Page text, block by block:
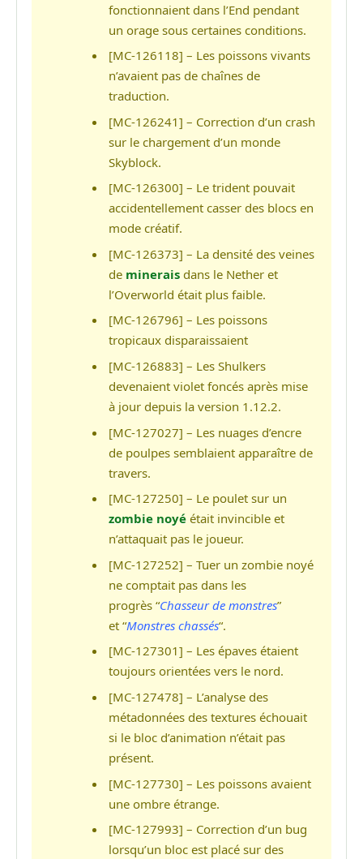
fonctionnaient dans l’End pendant
un orage sous certaines conditions.
[MC-126118] – Les poissons vivants
n’avaient pas de chaînes de
traduction.
[MC-126241] – Correction d’un crash
sur le chargement d’un monde
Skyblock.
[MC-126300] – Le trident pouvait
accidentellement casser des blocs en
mode créatif.
[MC-126373] – La densité des veines
de minerais dans le Nether et
l’Overworld était plus faible.
[MC-126796] – Les poissons
tropicaux disparaissaient
[MC-126883] – Les Shulkers
devenaient violet foncés après mise
à jour depuis la version 1.12.2.
[MC-127027] – Les nuages ​​d’encre
de poulpes semblaient apparaître de
travers.
[MC-127250] – Le poulet sur un
zombie noyé était invincible et
n’attaquait pas le joueur.
[MC-127252] – Tuer un zombie noyé
ne comptait pas dans les
progrès “Chasseur de monstres”
et “Monstres chassés“.
[MC-127301] – Les épaves étaient
toujours orientées vers le nord.
[MC-127478] – L’analyse des
métadonnées des textures échouait
si le bloc d’animation n’était pas
présent.
[MC-127730] – Les poissons avaient
une ombre étrange.
[MC-127993] – Correction d’un bug
lorsqu’un bloc est placé sur des